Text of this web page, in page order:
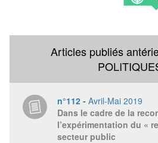
Articles publiés
n°112 - Avril-Mai 2019
Dans le cadre de la
l’expérimentation du «
secteur public